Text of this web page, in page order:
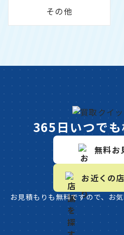
その他
365日いつで
無料お
お近くの
お見積もりも無料ですので、お